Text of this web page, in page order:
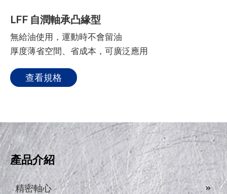
LFF 自潤軸承凸緣型
無給油使用，運動時不會留油
厚度薄省空間、省成本，可廣泛應用
查看規格
產品介紹
精密軸心